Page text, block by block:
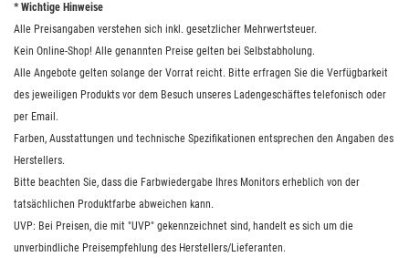
* Wichtige Hinweise
Alle Preisangaben verstehen sich inkl. gesetzlicher Mehrwertsteuer.
Kein Online-Shop! Alle genannten Preise gelten bei Selbstabholung.
Alle Angebote gelten solange der Vorrat reicht. Bitte erfragen Sie die Verfügbarkeit
des jeweiligen Produkts vor dem Besuch unseres Ladengeschäftes telefonisch oder
per Email.
Farben, Ausstattungen und technische Spezifikationen entsprechen den Angaben des
Herstellers.
Bitte beachten Sie, dass die Farbwiedergabe Ihres Monitors erheblich von der
tatsächlichen Produktfarbe abweichen kann.
UVP: Bei Preisen, die mit "UVP" gekennzeichnet sind, handelt es sich um die
unverbindliche Preisempfehlung des Herstellers/Lieferanten.